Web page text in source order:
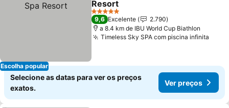
Escolha popular
Resort
5 Estrelas
9,6 Excelente
2.790
a 8.4 km de IBU World Cup Biathlon
Timeless Sky SPA com piscina infinita
Selecione as datas para ver os preços
exatos.
Ver preços